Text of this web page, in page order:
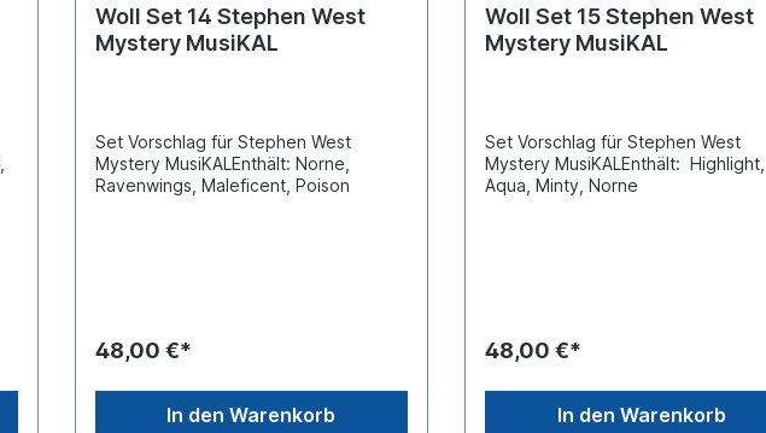
Woll Set 14 Stephen West
Mystery MusiKAL
Set Vorschlag für Stephen West
Mystery MusiKALEnthält: Norne,
Ravenwings, Maleficent, Poison
48,00 €*
In den Warenkorb
Woll Set 15 Stephen West
Mystery MusiKAL
Set Vorschlag für Stephen West
Mystery MusiKALEnthält: Highlight,
Aqua, Minty, Norne
48,00 €*
In den Warenkorb